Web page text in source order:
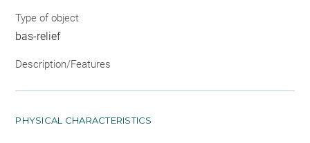
Type of object
bas-relief
Description/Features
PHYSICAL CHARACTERISTICS